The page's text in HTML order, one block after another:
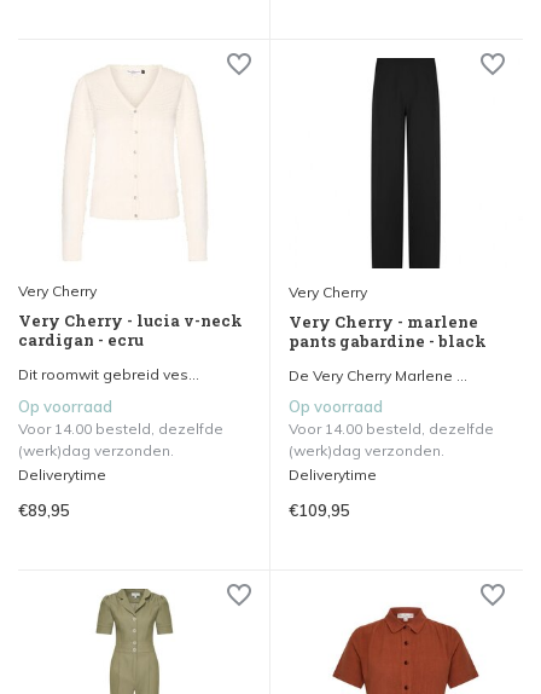
Very Cherry
Very Cherry - lucia v-neck
cardigan - ecru
Dit roomwit gebreid ves...
Op voorraad
Voor 14.00 besteld, dezelfde
(werk)dag verzonden.
Deliverytime
€89,95
Very Cherry
Very Cherry - marlene
pants gabardine - black
De Very Cherry Marlene ...
Op voorraad
Voor 14.00 besteld, dezelfde
(werk)dag verzonden.
Deliverytime
€109,95